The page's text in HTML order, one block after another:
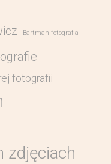
Bartman fotografia
fotografii
zdjęciach